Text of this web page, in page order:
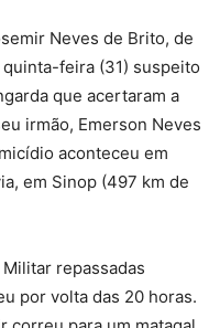
Neves de Brito, de
feira (31) suspeito
que acertaram a
irmão, Emerson Neves
aconteceu em
em Sinop (497 km de
repassadas
por volta das 20 horas.